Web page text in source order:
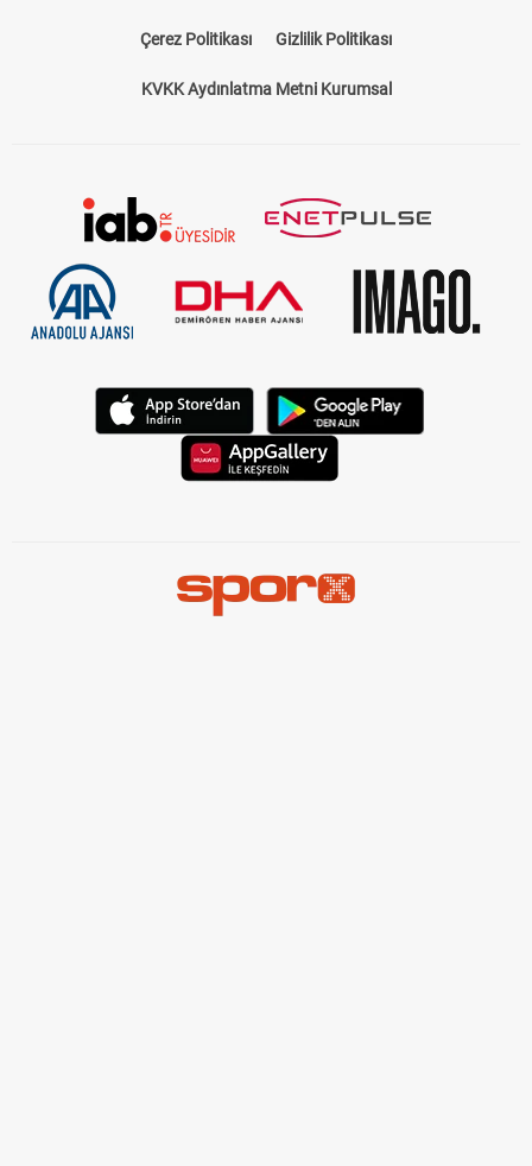
Çerez Politikası Gizlilik Politikası
KVKK Aydınlatma Metni Kurumsal